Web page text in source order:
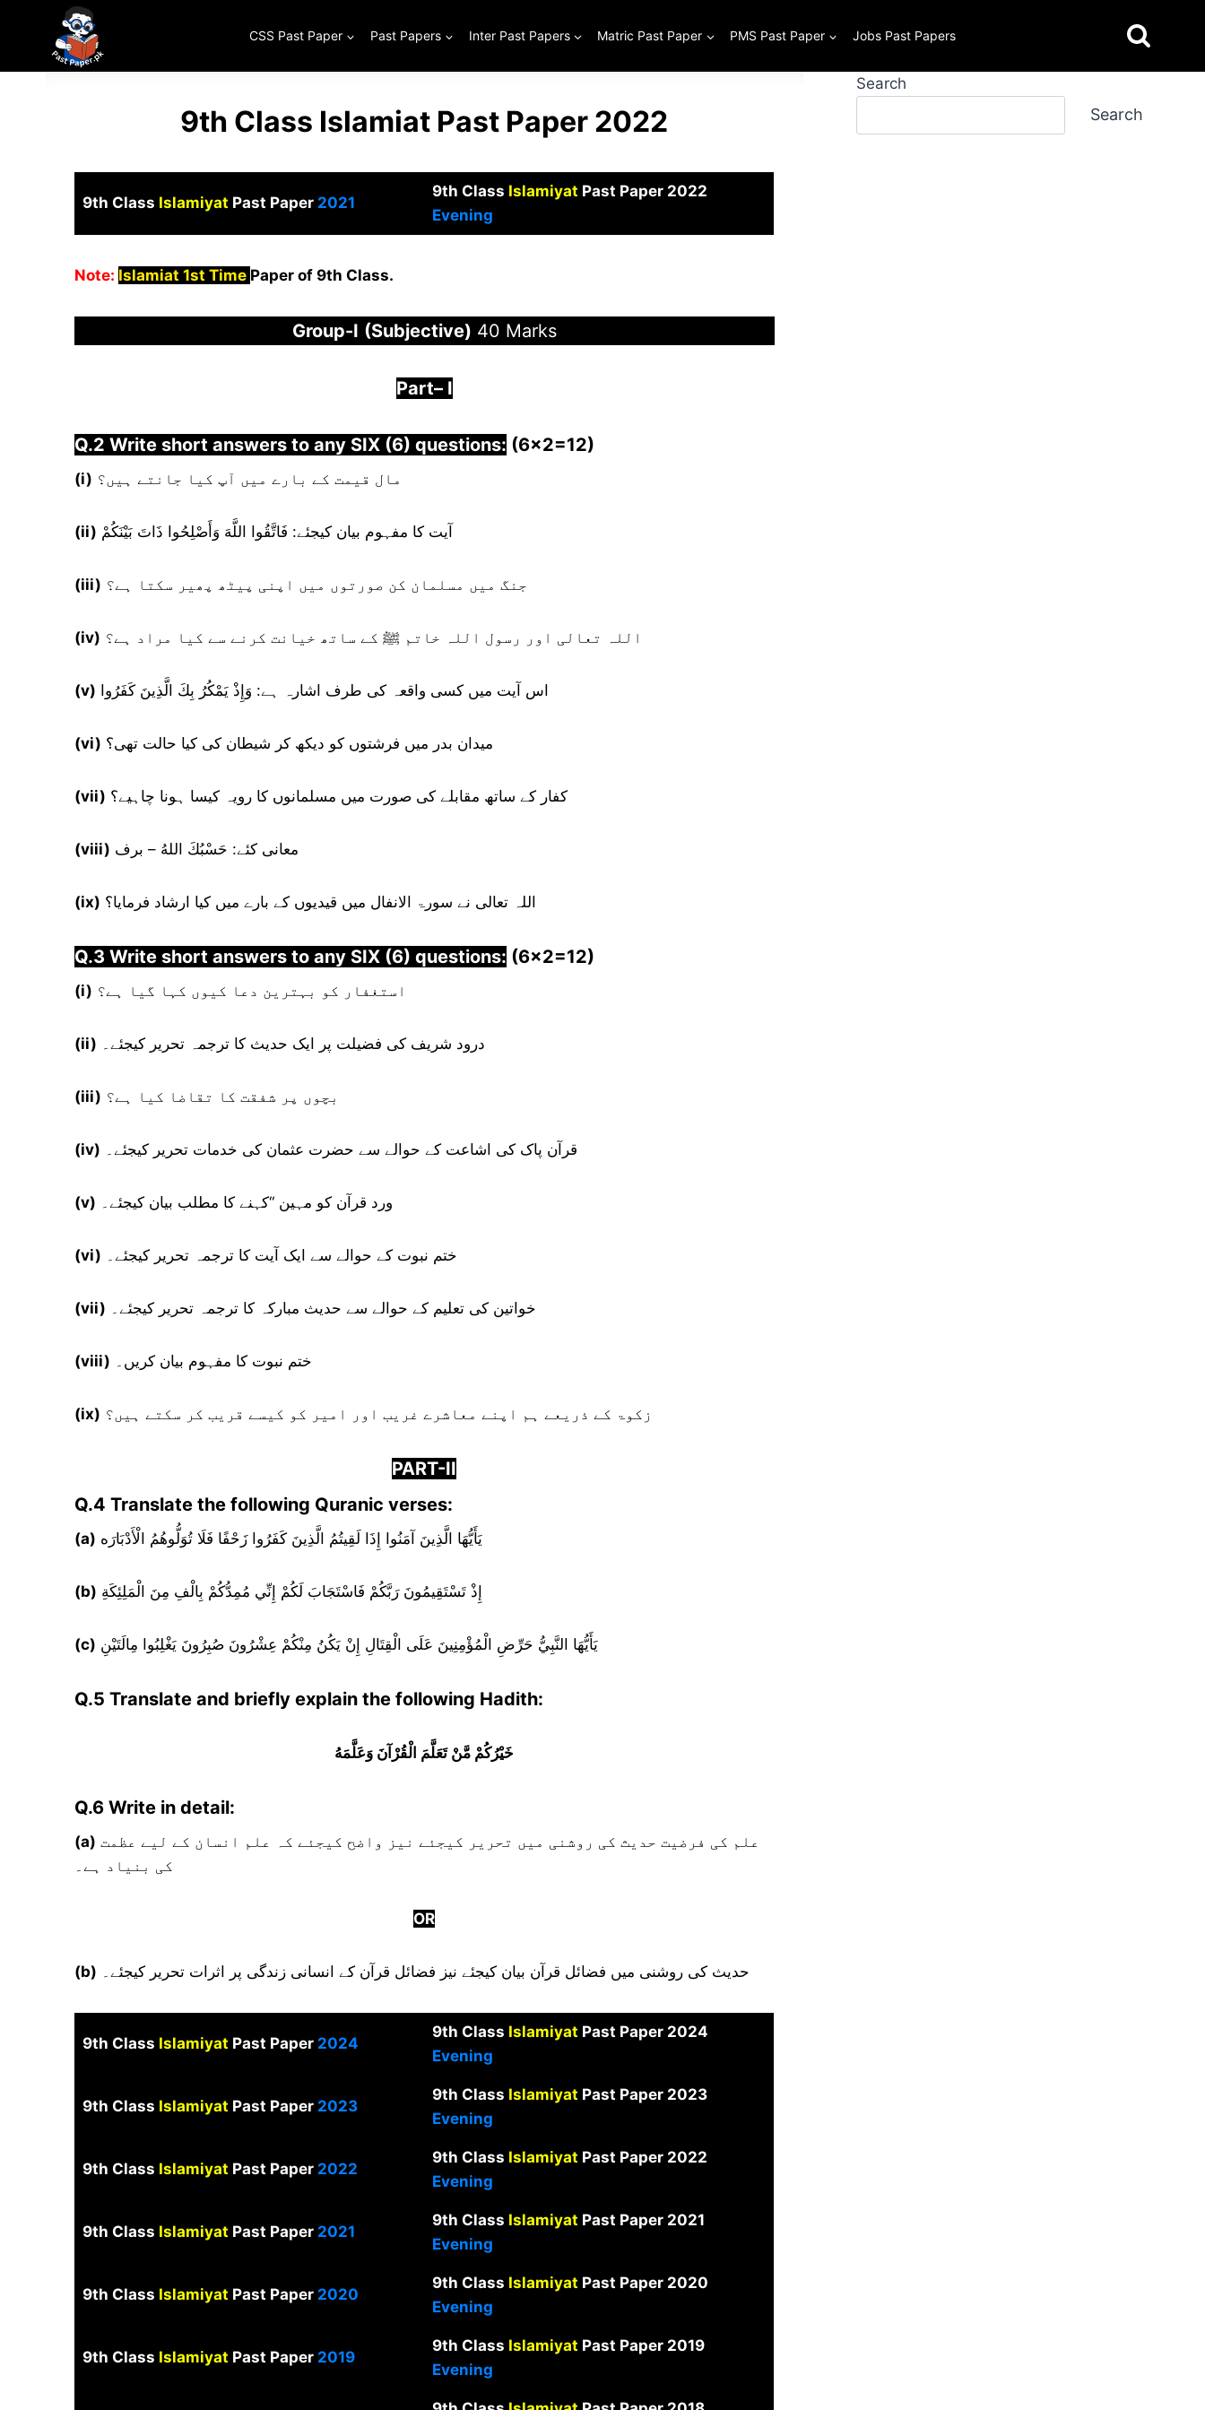
content
CSS Past Paper Past Papers Inter Past Papers Matric Past Paper PMS Past Paper Jobs Past Papers
9th Class Islamiat Past Paper 2022
9th Class Islamiyat Past Paper 2021
9th Class Islamiyat Past Paper 2022
Evening
Note: Islamiat 1st Time Paper of 9th Class.
Group-I (Subjective) 40 Marks
Part– I
Q.2 Write short answers to any SIX (6) questions: (6×2=12)
(i) مال قیمت کے بارے میں آپ کیا جانتے ہیں؟
(ii) آیت کا مفہوم بیان کیجئے: فَاتَّقُوا اللَّهَ وَأَصْلِحُوا ذَاتَ بَيْنَكُمْ
(iii) جنگ میں مسلمان کن صورتوں میں اپنی پیٹھ پھیر سکتا ہے؟
(iv) اللہ تعالی اور رسول اللہ خاتم ﷺ کے ساتھ خیانت کرنے سے کیا مراد ہے؟
(v) اس آیت میں کسی واقعہ کی طرف اشارہ ہے: وَإِذْ يَمْكُرُ بِكَ الَّذِينَ كَفَرُوا
(vi) میدان بدر میں فرشتوں کو دیکھ کر شیطان کی کیا حالت تھی؟
(vii) کفار کے ساتھ مقابلے کی صورت میں مسلمانوں کا رویہ کیسا ہونا چاہیے؟
(viii) معانی کئے: حَسْبُكَ اللهُ – برف
(ix) اللہ تعالی نے سورۃ الانفال میں قیدیوں کے بارے میں کیا ارشاد فرمایا؟
Q.3 Write short answers to any SIX (6) questions: (6×2=12)
(i) استغفار کو بہترین دعا کیوں کہا گیا ہے؟
(ii) درود شریف کی فضیلت پر ایک حدیث کا ترجمہ تحریر کیجئے۔
(iii) بچوں پر شفقت کا تقاضا کیا ہے؟
(iv) قرآن پاک کی اشاعت کے حوالے سے حضرت عثمان کی خدمات تحریر کیجئے۔
(v) ورد قرآن کو مہین “کہنے کا مطلب بیان کیجئے۔
(vi) ختم نبوت کے حوالے سے ایک آیت کا ترجمہ تحریر کیجئے۔
(vii) خواتین کی تعلیم کے حوالے سے حدیث مبارکہ کا ترجمہ تحریر کیجئے۔
(viii) ختم نبوت کا مفہوم بیان کریں۔
(ix) زکوۃ کے ذریعے ہم اپنے معاشرے غریب اور امیر کو کیسے قریب کر سکتے ہیں؟
PART-II
Q.4 Translate the following Quranic verses:
(a) يَأَيُّهَا الَّذِينَ آمَنُوا إِذَا لَقِيتُمُ الَّذِينَ كَفَرُوا زَحْفًا فَلَا تُوَلُّوهُمُ الْأَدْبَارَه
(b) إِذْ تَسْتَقِيمُونَ رَبَّكُمْ فَاسْتَجَابَ لَكُمْ إِنِّي مُمِدُّكُمْ بِالْفِ مِنَ الْمَلِئِكَةِ
(c) يَأَيُّهَا النَّبِيُّ حَرِّضِ الْمُؤْمِنِينَ عَلَى الْقِتَالِ إِنْ يَكُنُ مِنْكُمْ عِشْرُونَ صُبِرُونَ يَغْلِبُوا مِالَتَيْنِ
Q.5 Translate and briefly explain the following Hadith:
خَيْرُكُمْ مَّنْ تَعَلَّمَ الْقُرْآنَ وَعَلَّمَهُ
Q.6 Write in detail:
(a)
کی بنیاد ہے۔
OR
(b) حدیث کی روشنی میں فضائل قرآن بیان کیجئے نیز فضائل قرآن کے انسانی زندگی پر اثرات تحریر کیجئے۔
9th Class Islamiyat Past Paper2024
9th Class Islamiyat Past Paper 2024
Evening
9th Class Islamiyat Past Paper2023
9th Class Islamiyat Past Paper 2023
Evening
9th Class Islamiyat Past Paper 2022
9th Class Islamiyat Past Paper 2022
Evening
9th Class Islamiyat Past Paper 2021
9th Class Islamiyat Past Paper 2021
Evening
9th Class Islamiyat Past Paper 2020
9th Class Islamiyat Past Paper 2020
Evening
9th Class Islamiyat Past Paper2019
9th Class Islamiyat Past Paper 2019
Evening
Search
Search